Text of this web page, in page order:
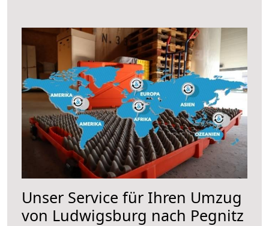
Unser Service für Ihren Umzug
von Ludwigsburg nach Pegnitz